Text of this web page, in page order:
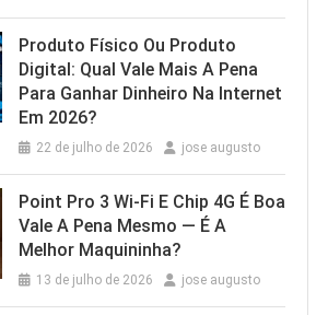
Produto Físico Ou Produto
Digital: Qual Vale Mais A Pena
Para Ganhar Dinheiro Na Internet
Em 2026?
22 de julho de 2026 jose augusto
Point Pro 3 Wi‑Fi E Chip 4G É Boa
Vale A Pena Mesmo — É A
Melhor Maquininha?
13 de julho de 2026 jose augusto